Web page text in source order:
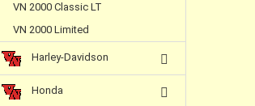
VN 2000 Classic LT
VN 2000 Limited
Harley-Davidson
Honda